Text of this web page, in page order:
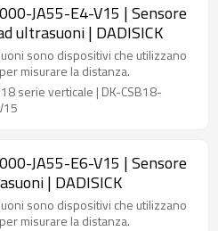
JA55-E4-V15 | Sensore
ultrasuoni | DADISICK
sono dispositivi che utilizzano
misurare la distanza.
serie verticale | DK-CSB18-
JA55-E6-V15 | Sensore
| DADISICK
sono dispositivi che utilizzano
misurare la distanza.